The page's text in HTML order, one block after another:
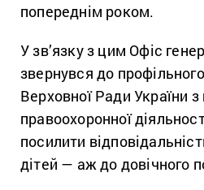
попереднім роком.
У зв’язку з цим Офіс
звернувся до
Верховної Ради України з
правоохоронної
посилити
дітей — аж до довічного